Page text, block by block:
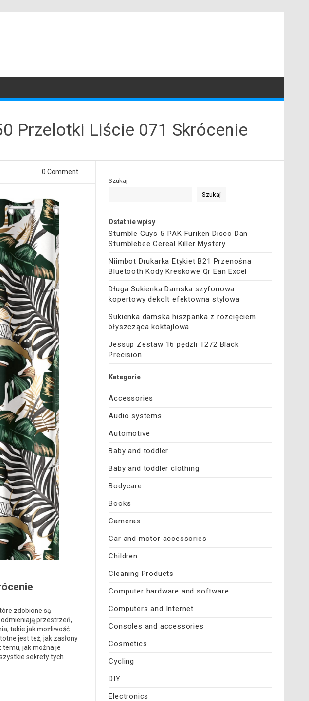
Przelotki Liście 071 Skrócenie
0 Comment
zdobione są
przestrzeń,
takie jak możliwość
jest też, jak zasłony
jak można je
sekrety tych
Szukaj
Szukaj
Ostatnie wpisy
Stumble Guys 5-PAK Furiken Disco Dan
Stumblebee Cereal Killer Mystery
Niimbot Drukarka Etykiet B21 Przenośna
Bluetooth Kody Kreskowe Qr Ean Excel
Długa Sukienka Damska szyfonowa
kopertowy dekolt efektowna stylowa
Sukienka damska hiszpanka z rozcięciem
błyszcząca koktajlowa
Jessup Zestaw 16 pędzli T272 Black
Precision
Kategorie
Accessories
Audio systems
Automotive
Baby and toddler
Baby and toddler clothing
Bodycare
Books
Cameras
Car and motor accessories
Children
Cleaning Products
Computer hardware and software
Computers and Internet
Consoles and accessories
Cosmetics
Cycling
DIY
Electronics